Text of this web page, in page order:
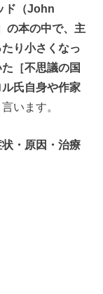
ド（John
の本の中で、主
り小さくなっ
［不思議の国
氏自身や作家
言います。
状・原因・治療